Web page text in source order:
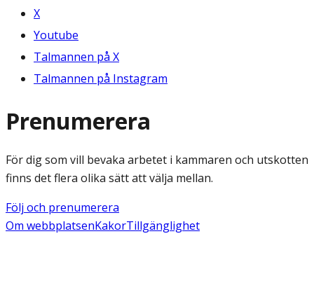
X
Youtube
Talmannen på X
Talmannen på Instagram
Prenumerera
För dig som vill bevaka arbetet i kammaren och utskotten
finns det flera olika sätt att välja mellan.
Följ och prenumerera
Om webbplatsenKakorTillgänglighet